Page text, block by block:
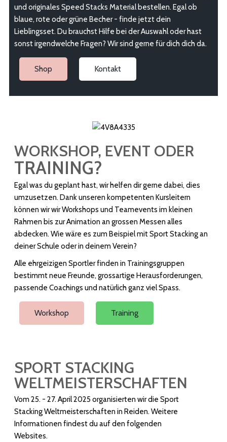
und originales Speed Stacks Material bestellen. Egal ob
blaue, rote oder grüne Becher - finde jetzt dein
Lieblingsset. Du brauchst Hilfe bei der Auswahl oder hast
sonst irgendwelche Fragen? Wir sind gerne für dich dich da.
Shop Kontakt
WORKSHOP, EVENT ODER
TRAINING?
Egal was du geplant hast, wir helfen dir gerne dabei, dies
umzusetzen. Dank unseren kompetenten Kursleitern
können wir wir Workshops und Teamevents im kleinen
Rahmen bis zur Animation an grossen Messen alles
abdecken. Wie wäre es zum Beispiel mit Sport Stacking an
deiner Schule oder in deinem Verein?
Alle ehrgeizigen Sportler finden in Trainingsgruppen
bestimmt neue Freunde, grossartige Herausforderungen,
passende Coachings und natürlich ganz viel Spass.
Workshop Training
SPORT STACKING
WELTMEISTERSCHAFTEN
Vom 25. - 27. April 2025 organisierten wir die Sport
Stacking Weltmeisterschaften in Reiden. Weitere
Informationen findest du auf den folgenden
Websites.